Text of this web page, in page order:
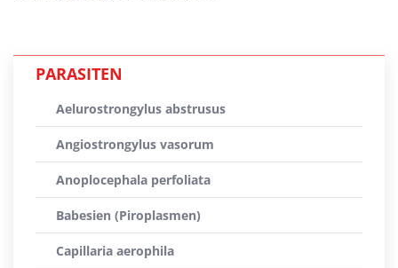
PARASITEN
Aelurostrongylus abstrusus
Angiostrongylus vasorum
Anoplocephala perfoliata
Babesien (Piroplasmen)
Capillaria aerophila